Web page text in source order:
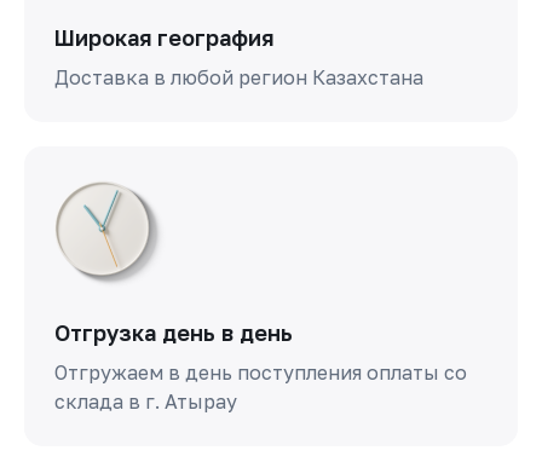
Широкая география
Доставка в любой регион Казахстана
Отгрузка день в день
Отгружаем в день поступления оплаты со
склада в г. Атырау